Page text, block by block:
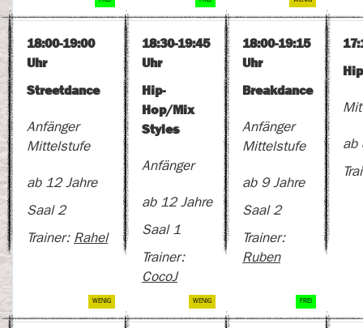
18:00-19:00
Uhr
Streetdance
Anfänger
Mittelstufe
ab 12 Jahre
Saal 2
Trainer: Rahel
18:30-19:45
Uhr
Hip-
Hop/Mix
Styles
Anfänger
ab 12 Jahre
Saal 1
Trainer:
CocoJ
18:00-19:15
Uhr
Breakdance
Anfänger
Mittelstufe
ab 9 Jahre
Saal 2
Trainer:
Ruben
ab